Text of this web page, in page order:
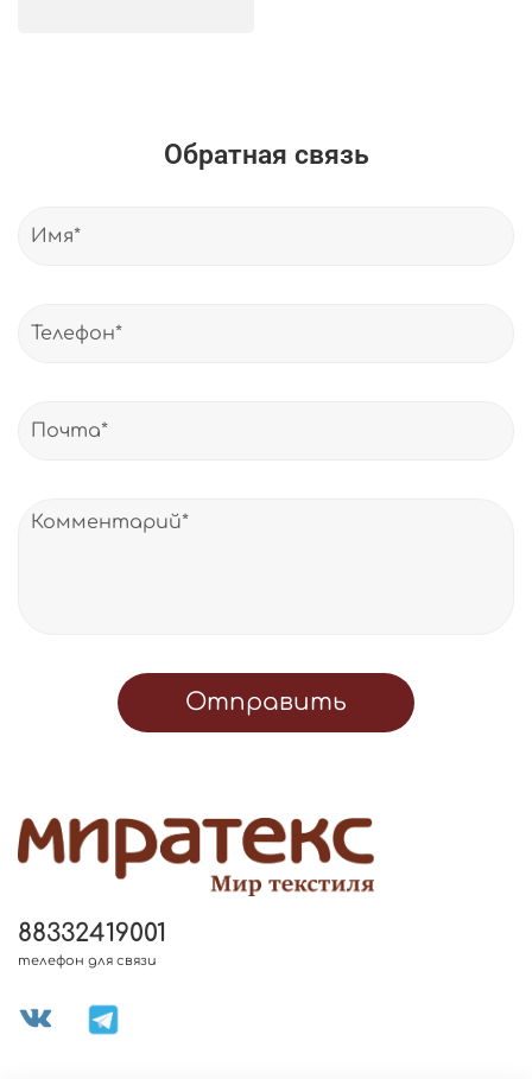
Обратная связь
Отправить
88332419001
телефон для связи